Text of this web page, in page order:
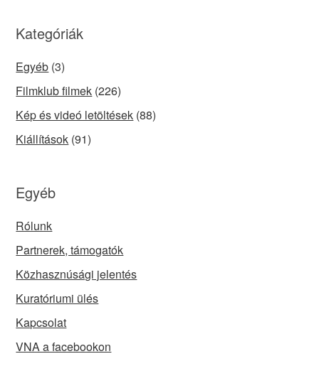
Kategóriák
Egyéb (3)
Filmklub filmek (226)
Kép és videó letöltések (88)
Kiállítások (91)
Egyéb
Rólunk
Partnerek, támogatók
Közhasznúsági jelentés
Kuratóriumi ülés
Kapcsolat
VNA a facebookon